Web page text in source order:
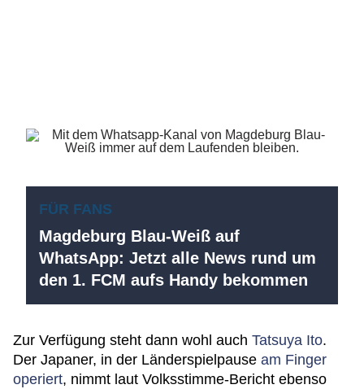
FÜR FANS
Magdeburg Blau-Weiß auf
WhatsApp: Jetzt alle News rund um
den 1. FCM aufs Handy bekommen
Zur Verfügung steht dann wohl auch Tatsuya Ito.
Der Japaner, in der Länderspielpause am Finger
operiert, nimmt laut Volksstimme-Bericht ebenso